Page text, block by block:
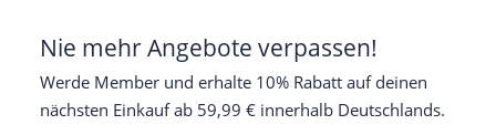
Nie mehr Angebote verpassen!
Werde Member und erhalte 10% Rabatt auf deinen
nächsten Einkauf ab 59,99 € innerhalb Deutschlands.